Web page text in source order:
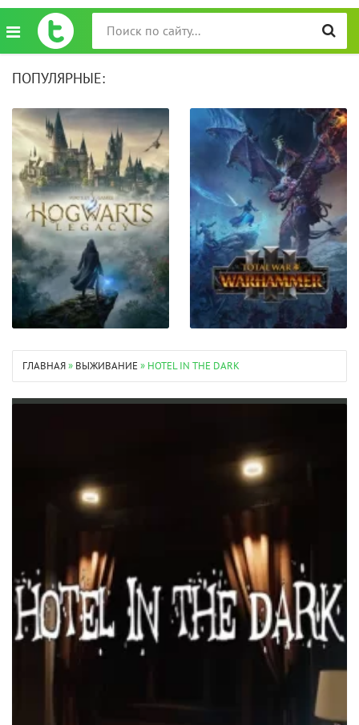
ПОПУЛЯРНЫЕ:
ГЛАВНАЯ» ВЫЖИВАНИЕ» HOTEL IN THE DARK